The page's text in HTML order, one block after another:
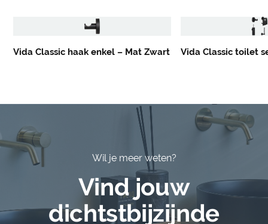
Vida Classic haak enkel – Mat Zwart Vida Classic toilet
Wil je meer weten?
Vind jouw
dichtstbijzijnde